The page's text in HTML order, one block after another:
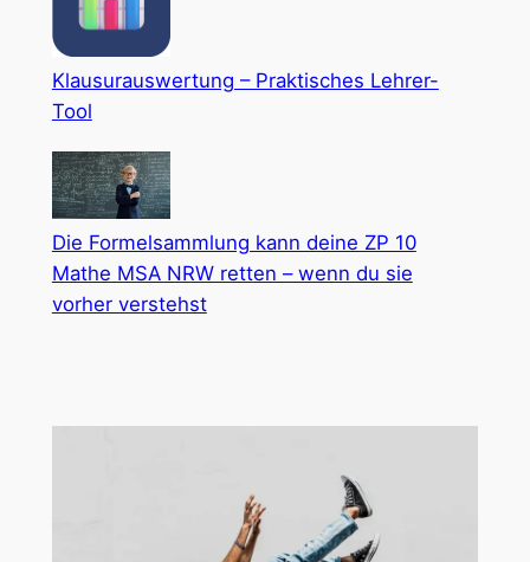
Klausurauswertung – Praktisches Lehrer-
Tool
Die Formelsammlung kann deine ZP 10
Mathe MSA NRW retten – wenn du sie
vorher verstehst